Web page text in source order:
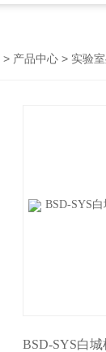
> 产品中心 > 实验